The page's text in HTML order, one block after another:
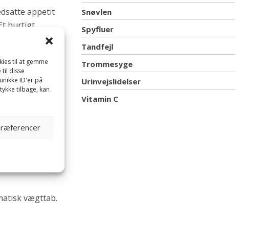
til at gemme
til disse
ID'er på
tilbage, kan
appetit
hurtigt
vægttab.
Snøvlen
Spyfluer
Tandfejl
Trommesyge
Urinvejslidelser
Vitamin C